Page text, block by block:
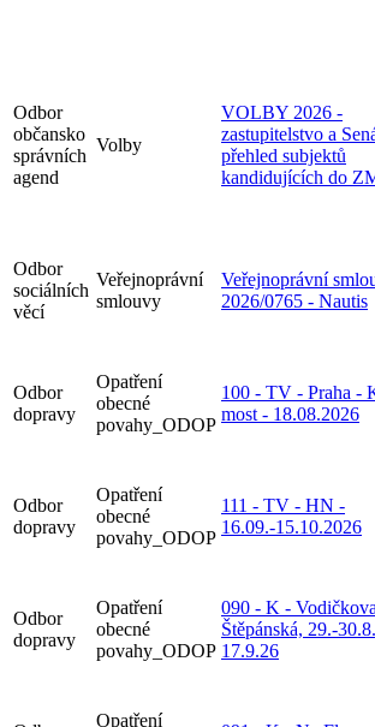
Odbor
občansko
správních
agend
Volby
VOLBY 2026 -
zastupitelstvo a
přehled subjektů
kandidujících do
Odbor
sociálních
věcí
Veřejnoprávní
smlouvy
Veřejnoprávní
2026/0765 - Nautis
Odbor
dopravy
Opatření
obecné
povahy_ODOP
100 - TV - Praha -
most - 18.08.2026
Odbor
dopravy
Opatření
obecné
povahy_ODOP
111 - TV - HN -
16.09.-15.10.2026
Odbor
dopravy
Opatření
obecné
povahy_ODOP
090 - K -
Štěpánská, 29.-
17.9.26
Opatření